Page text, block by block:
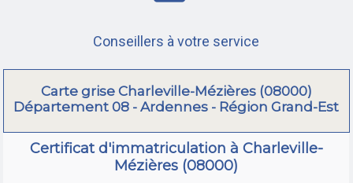
Conseillers à votre service
Carte grise Charleville-Mézières (08000)
Département 08 - Ardennes - Région Grand-Est
Certificat d'immatriculation à Charleville-
Mézières (08000)